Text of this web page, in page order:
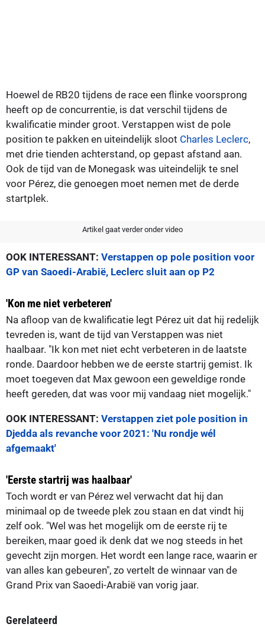
Hoewel de RB20 tijdens de race een flinke voorsprong
heeft op de concurrentie, is dat verschil tijdens de
kwalificatie minder groot. Verstappen wist de pole
position te pakken en uiteindelijk sloot Charles Leclerc,
met drie tienden achterstand, op gepast afstand aan.
Ook de tijd van de Monegask was uiteindelijk te snel
voor Pérez, die genoegen moet nemen met de derde
startplek.
Artikel gaat verder onder video
OOK INTERESSANT: Verstappen op pole position voor
GP van Saoedi-Arabië, Leclerc sluit aan op P2
'Kon me niet verbeteren'
Na afloop van de kwalificatie legt Pérez uit dat hij redelijk
tevreden is, want de tijd van Verstappen was niet
haalbaar. "Ik kon met niet echt verbeteren in de laatste
ronde. Daardoor hebben we de eerste startrij gemist. Ik
moet toegeven dat Max gewoon een geweldige ronde
heeft gereden, dat was voor mij vandaag niet mogelijk."
OOK INTERESSANT: Verstappen ziet pole position in
Djedda als revanche voor 2021: 'Nu rondje wél
afgemaakt'
'Eerste startrij was haalbaar'
Toch wordt er van Pérez wel verwacht dat hij dan
minimaal op de tweede plek zou staan en dat vindt hij
zelf ook. "Wel was het mogelijk om de eerste rij te
bereiken, maar goed ik denk dat we nog steeds in het
gevecht zijn morgen. Het wordt een lange race, waarin er
van alles kan gebeuren", zo vertelt de winnaar van de
Grand Prix van Saoedi-Arabië van vorig jaar.
Gerelateerd